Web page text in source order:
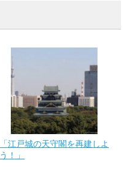
「江戸城の天守閣を再建しよ
う！」